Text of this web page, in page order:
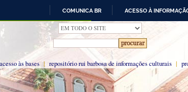
IR
PARA
O
CONTEÚDO
COMUNICA BR ACESSO À
acesso às bases | repositório rui barbosa de informações culturais |